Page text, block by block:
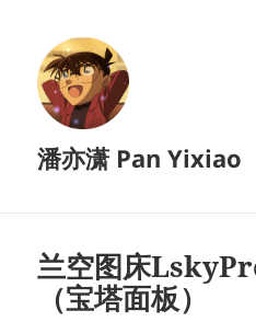
潘亦潇 Pan Yixiao
兰空图床
（宝塔面板）